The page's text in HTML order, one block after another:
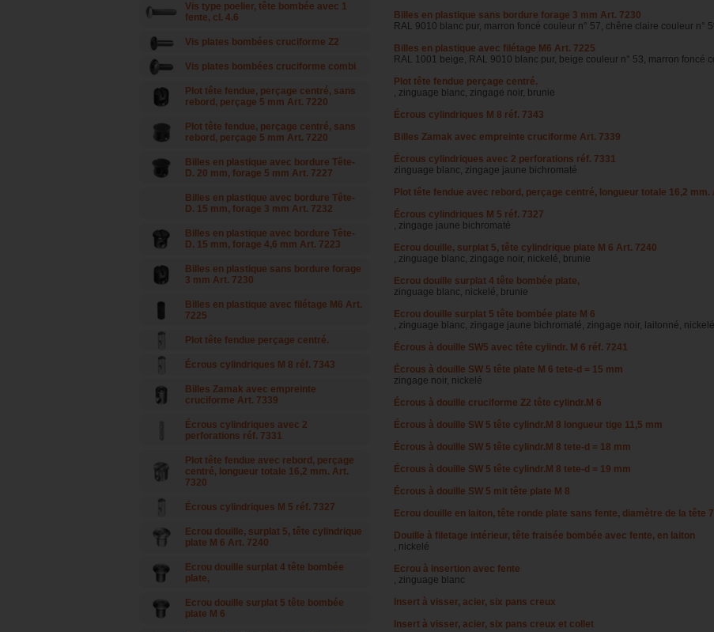
Vis type poelier, tête bombée avec 1
fente, cl. 4.6
Vis plates bombées cruciforme Z2
Vis plates bombées cruciforme combi
Plot tête fendue, perçage centré, sans
rebord, perçage 5 mm Art. 7220
Plot tête fendue, perçage centré, sans
rebord, perçage 5 mm Art. 7220
Billes en plastique avec bordure Tête-
D. 20 mm, forage 5 mm Art. 7227
Billes en plastique avec bordure Tête-
D. 15 mm, forage 3 mm Art. 7232
Billes en plastique avec bordure Tête-
D. 15 mm, forage 4,6 mm Art. 7223
Billes en plastique sans bordure forage
3 mm Art. 7230
Billes en plastique avec filétage M6 Art.
7225
Plot tête fendue perçage centré.
Écrous cylindriques M 8 réf. 7343
Billes Zamak avec empreinte
cruciforme Art. 7339
Écrous cylindriques avec 2
perforations réf. 7331
Plot tête fendue avec rebord, perçage
centré, longueur totale 16,2 mm. Art.
7320
Écrous cylindriques M 5 réf. 7327
Ecrou douille, surplat 5, tête cylindrique
plate M 6 Art. 7240
Ecrou douille surplat 4 tête bombée
plate,
Ecrou douille surplat 5 tête bombée
plate M 6
Billes en plastique sans bordure forage 3 mm Art. 7230
RAL 9010 blanc pur, marron foncé couleur n° 57, chêne claire couleur n°
Billes en plastique avec filétage M6 Art. 7225
RAL 1001 beige, RAL 9010 blanc pur, beige couleur n° 53, marron foncé
Plot tête fendue perçage centré.
, zinguage blanc, zingage noir, brunie
Écrous cylindriques M 8 réf. 7343
Billes Zamak avec empreinte cruciforme Art. 7339
Écrous cylindriques avec 2 perforations réf. 7331
zinguage blanc, zingage jaune bichromaté
Plot tête fendue avec rebord, perçage centré, longueur totale 16,2 mm.
Écrous cylindriques M 5 réf. 7327
, zingage jaune bichromaté
Ecrou douille, surplat 5, tête cylindrique plate M 6 Art. 7240
, zinguage blanc, zingage noir, nickelé, brunie
Ecrou douille surplat 4 tête bombée plate,
zinguage blanc, nickelé, brunie
Ecrou douille surplat 5 tête bombée plate M 6
, zinguage blanc, zingage jaune bichromaté, zingage noir, laitonné,
Écrous à douille SW5 avec tête cylindr. M 6 réf. 7241
Écrous à douille SW 5 tête plate M 6 tete-d = 15 mm
zingage noir, nickelé
Écrous à douille cruciforme Z2 tête cylindr.M 6
Écrous à douille SW 5 tête cylindr.M 8 longueur tige 11,5 mm
Écrous à douille SW 5 tête cylindr.M 8 tete-d = 18 mm
Écrous à douille SW 5 tête cylindr.M 8 tete-d = 19 mm
Écrous à douille SW 5 mit tête plate M 8
Ecrou douille en laiton, tête ronde plate sans fente, diamètre de la tête
Douille à filetage intérieur, tête fraisée bombée avec fente, en laiton
, nickelé
Ecrou à insertion avec fente
, zinguage blanc
Insert à visser, acier, six pans creux
Insert à visser, acier, six pans creux et collet